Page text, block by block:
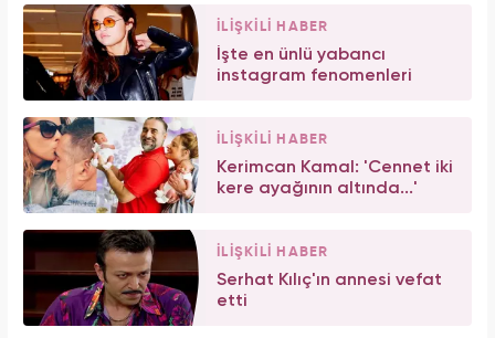
İLİŞKİLİ HABER
İşte en ünlü yabancı
instagram fenomenleri
İLİŞKİLİ HABER
Kerimcan Kamal: 'Cennet iki
kere ayağının altında...'
İLİŞKİLİ HABER
Serhat Kılıç'ın annesi vefat
etti